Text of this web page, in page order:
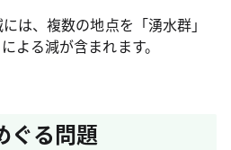
は、複数の地点を「湧水群」
よる減が含まれます。
ぐる問題